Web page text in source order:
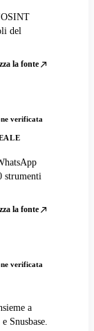
del
la fonte
verificata
strumenti
la fonte
verificata
a
Snusbase.